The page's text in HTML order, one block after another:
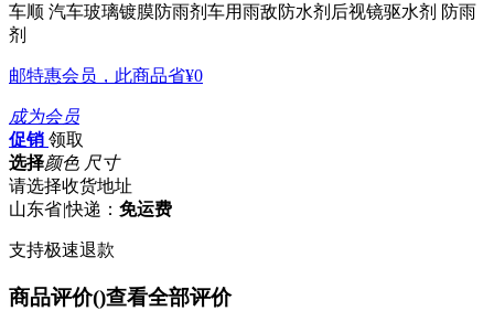
车顺 汽车玻璃镀膜防雨剂车用雨敌防水剂后视镜驱水剂 防雨
剂
邮特惠会员，此商品省¥0
成为会员
促销 领取
选择颜色 尺寸
请选择收货地址
山东省|快递： 免运费
支持极速退款
商品评价()查看全部评价